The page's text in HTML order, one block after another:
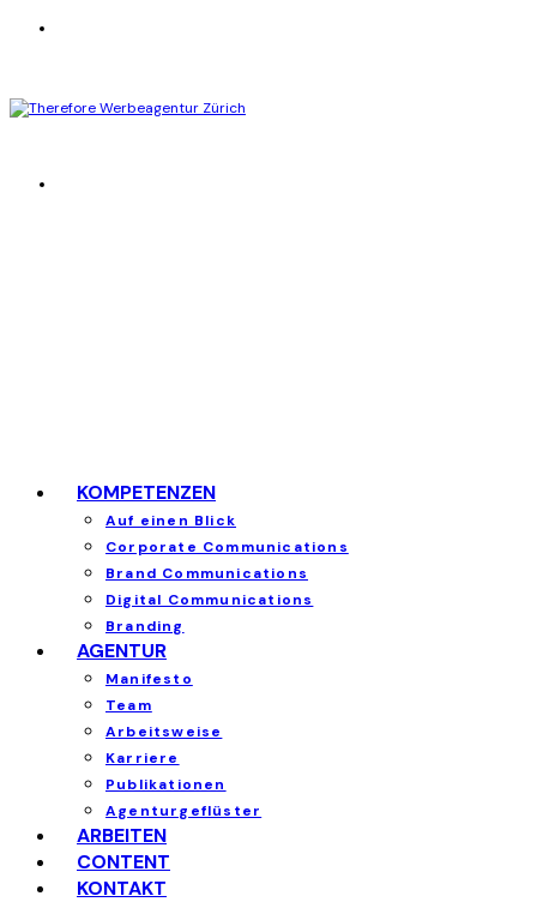
KOMPETENZEN
Auf einen Blick
Corporate Communications
Brand Communications
Digital Communications
Branding
AGENTUR
Manifesto
Team
Arbeitsweise
Karriere
Publikationen
Agenturgeflüster
ARBEITEN
CONTENT
KONTAKT